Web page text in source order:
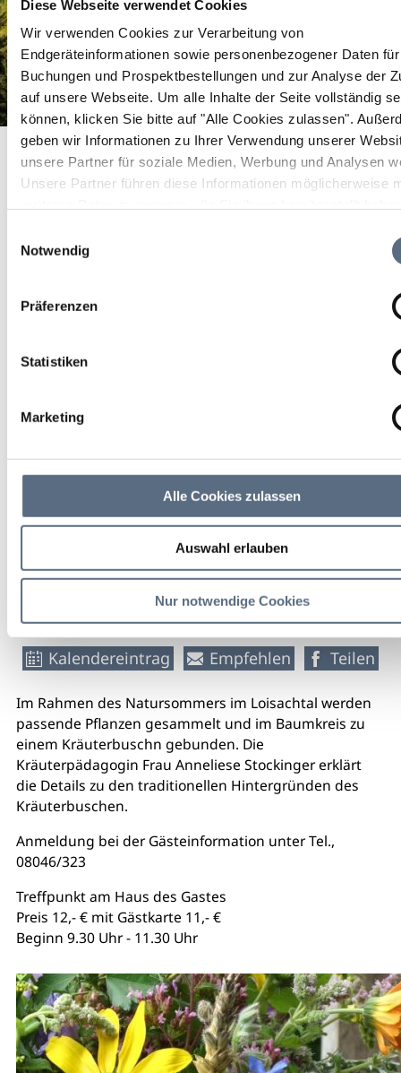
Diese Webseite verwendet Cookies
Wir verwenden Cookies zur Verarbeitung von
Endgeräteinformationen sowie personenbezogener Daten
Buchungen und Prospektbestellungen und zur Analyse der
auf unsere Webseite. Um alle Inhalte der Seite vollständig
können, klicken Sie bitte auf "Alle Cookies zulassen".
geben wir Informationen zu Ihrer Verwendung unserer
unsere Partner für soziale Medien, Werbung und Analysen
Unsere Partner führen diese Informationen möglicherweise
Notwendig
Präferenzen
Statistiken
Marketing
Alle Cookies zulassen
Auswahl erlauben
Nur notwendige Cookies
Natursommer Loisachtal- Kräuterbuschn binden
Startseite Natursommer Loisachtal- Kräuterbuschn binden
Natursommer Loisachtal-
Kräuterbuschn binden
12,00 €
Eintritt
weitere Veranstaltungsinfos
Kalendereintrag Empfehlen Teilen
Im Rahmen des Natursommers im Loisachtal werden
passende Pflanzen gesammelt und im Baumkreis zu
einem Kräuterbuschn gebunden. Die
Kräuterpädagogin Frau Anneliese Stockinger erklärt
die Details zu den traditionellen Hintergründen des
Kräuterbuschen.
Anmeldung bei der Gästeinformation unter Tel.,
08046/323
Treffpunkt am Haus des Gastes
Preis 12,- € mit Gästkarte 11,- €
Beginn 9.30 Uhr - 11.30 Uhr